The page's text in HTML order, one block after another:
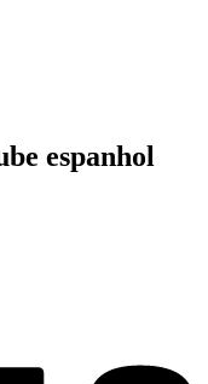
espanhol